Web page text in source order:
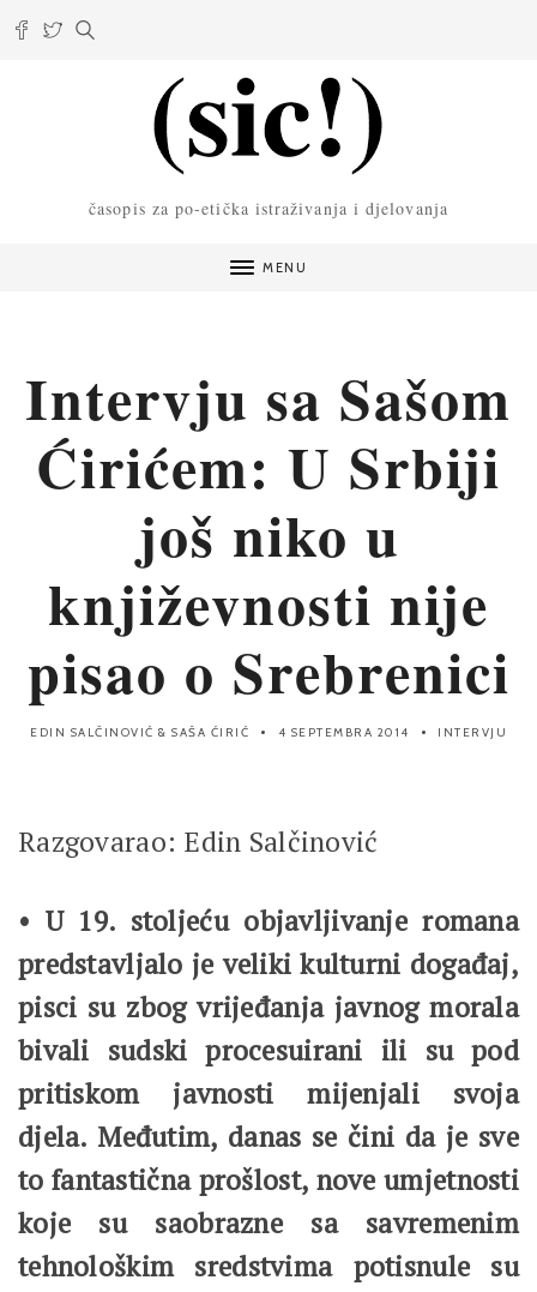
časopis za po-etička istraživanja i djelovanja
MENU
Intervju sa Sašom
Ćirićem: U Srbiji
još niko u
književnosti nije
pisao o Srebrenici
EDIN SALČINOVIĆ & SAŠA ĆIRIĆ 4 SEPTEMBRA 2014 INTERVJU
Razgovarao: Edin Salčinović
• U 19. stoljeću objavljivanje romana
predstavljalo je veliki kulturni događaj,
pisci su zbog vrijeđanja javnog morala
bivali sudski procesuirani ili su pod
pritiskom javnosti mijenjali svoja
djela. Međutim, danas se čini da je sve
to fantastična prošlost, nove umjetnosti
koje su saobrazne sa savremenim
tehnološkim sredstvima potisnule su